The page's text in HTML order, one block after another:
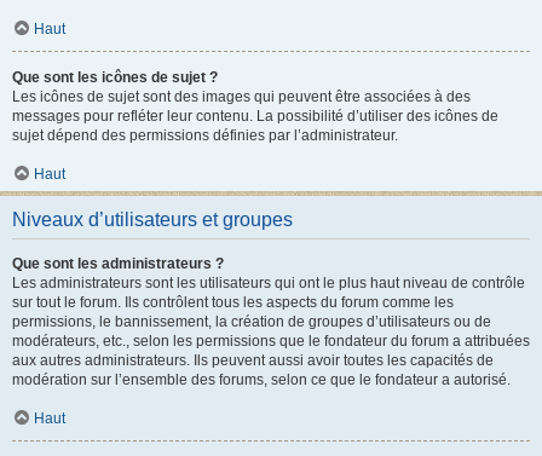
Haut
Que sont les icônes de sujet ?
Les icônes de sujet sont des images qui peuvent être associées à des
messages pour refléter leur contenu. La possibilité d’utiliser des icônes de
sujet dépend des permissions définies par l’administrateur.
Haut
Niveaux d’utilisateurs et groupes
Que sont les administrateurs ?
Les administrateurs sont les utilisateurs qui ont le plus haut niveau de contrôle
sur tout le forum. Ils contrôlent tous les aspects du forum comme les
permissions, le bannissement, la création de groupes d’utilisateurs ou de
modérateurs, etc., selon les permissions que le fondateur du forum a attribuées
aux autres administrateurs. Ils peuvent aussi avoir toutes les capacités de
modération sur l’ensemble des forums, selon ce que le fondateur a autorisé.
Haut